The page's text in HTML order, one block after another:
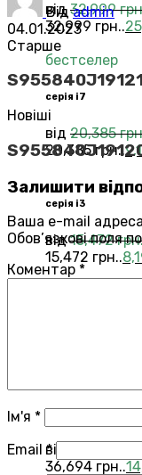
від32,999
32,999 грн..
бестселер
серія i7
від 20,385
20,385 грн..
серія i3
від15,472
15,472 грн..
від
36,694 грн..
Відadmin
04.01.2023
Старше
Новіші
Залишити
Ваша e-mail
Обов’язкові поля
Коментар *
Ім'я *
Email *